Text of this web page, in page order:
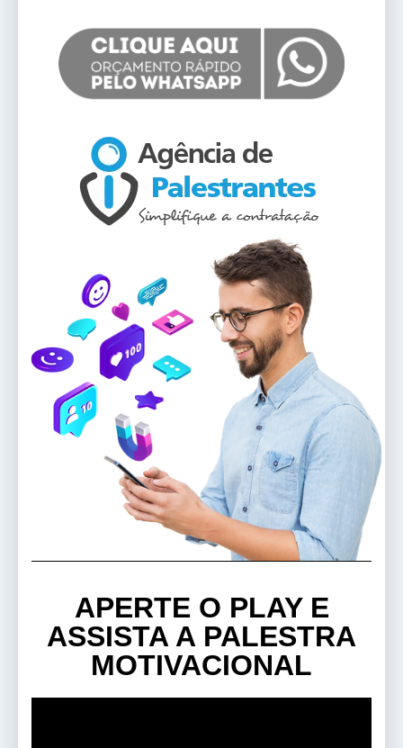
APERTE O PLAY E
ASSISTA A PALESTRA
MOTIVACIONAL